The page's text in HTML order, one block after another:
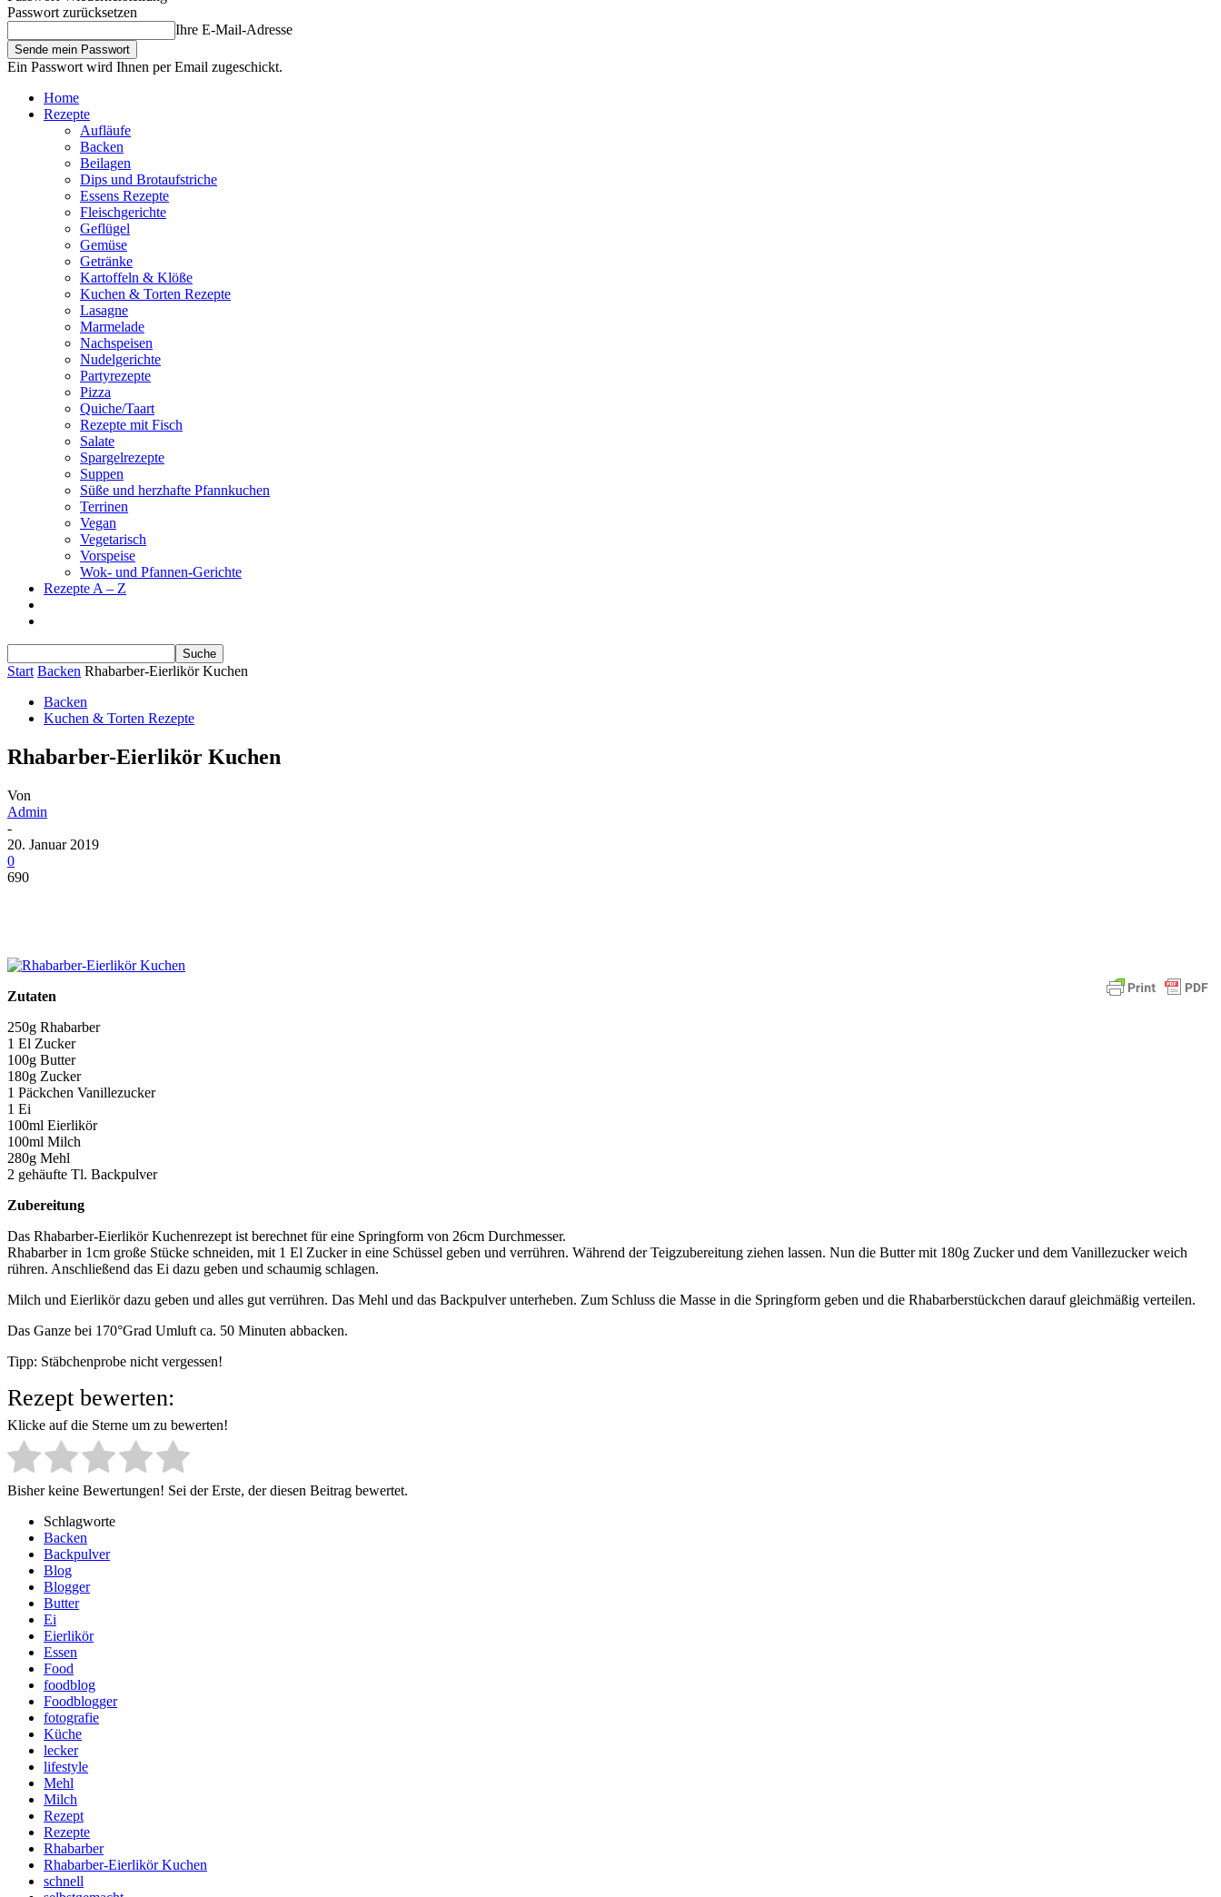
Passwort zurücksetzen
Ihre E-Mail-Adresse
Ein Passwort wird Ihnen per Email zugeschickt.
Home
Rezepte
Aufläufe
Backen
Beilagen
Dips und Brotaufstriche
Essens Rezepte
Fleischgerichte
Geflügel
Gemüse
Getränke
Kartoffeln & Klöße
Kuchen & Torten Rezepte
Lasagne
Marmelade
Nachspeisen
Nudelgerichte
Partyrezepte
Pizza
Quiche/Taart
Rezepte mit Fisch
Salate
Spargelrezepte
Suppen
Süße und herzhafte Pfannkuchen
Terrinen
Vegan
Vegetarisch
Vorspeise
Wok- und Pfannen-Gerichte
Rezepte A – Z
Start Backen Rhabarber-Eierlikör Kuchen
Backen
Kuchen & Torten Rezepte
Rhabarber-Eierlikör Kuchen
Von
Admin
-
20. Januar 2019
0
690
Zutaten
250g Rhabarber
1 El Zucker
100g Butter
180g Zucker
1 Päckchen Vanillezucker
1 Ei
100ml Eierlikör
100ml Milch
280g Mehl
2 gehäufte Tl. Backpulver
Zubereitung
Das Rhabarber-Eierlikör Kuchenrezept ist berechnet für eine Springform von 26cm Durchmesser.
Rhabarber in 1cm große Stücke schneiden, mit 1 El Zucker in eine Schüssel geben und verrühren. Während der Teigzubereitung ziehen lassen. Nun die Butter mit 180g Zucker und dem Vanillezucker weich
rühren. Anschließend das Ei dazu geben und schaumig schlagen.
Milch und Eierlikör dazu geben und alles gut verrühren. Das Mehl und das Backpulver unterheben. Zum Schluss die Masse in die Springform geben und die Rhabarberstückchen darauf gleichmäßig verteilen.
Das Ganze bei 170°Grad Umluft ca. 50 Minuten abbacken.
Tipp: Stäbchenprobe nicht vergessen!
Rezept bewerten:
Klicke auf die Sterne um zu bewerten!
Bisher keine Bewertungen! Sei der Erste, der diesen Beitrag bewertet.
Schlagworte
Backen
Backpulver
Blog
Blogger
Butter
Ei
Eierlikör
Essen
Food
foodblog
Foodblogger
fotografie
Küche
lecker
lifestyle
Mehl
Milch
Rezept
Rezepte
Rhabarber
Rhabarber-Eierlikör Kuchen
schnell